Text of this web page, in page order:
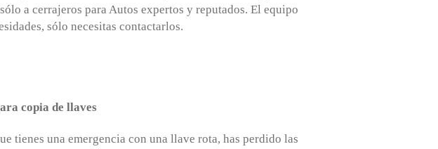
a cerrajeros para Autos expertos y reputados. El equipo
sólo necesitas contactarlos.
copia de llaves
tienes una emergencia con una llave rota, has perdido las